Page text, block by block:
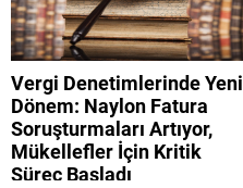
AFAD son depremler
listesi
Vergi Denetimlerinde Yeni
Dönem: Naylon Fatura
Soruşturmaları Artıyor,
Mükellefler İçin Kritik
Süreç Başladı